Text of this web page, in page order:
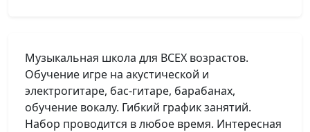
Музыкальная школа для ВСЕХ возрастов.
Обучение игре на акустической и
электрогитаре, бас-гитаре, барабанах,
обучение вокалу. Гибкий график занятий.
Набор проводится в любое время. Интересная